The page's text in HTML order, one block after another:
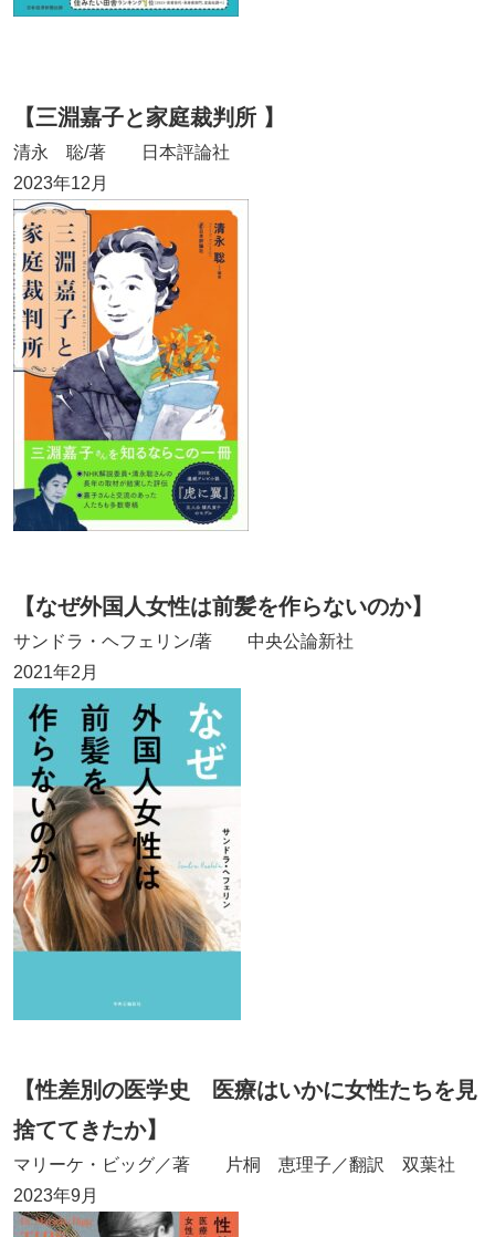
【三淵嘉子と家庭裁判所 】
清永 聡/著 日本評論社
2023年12月
【なぜ外国人女性は前髪を作らないのか】
サンドラ・ヘフェリン/著 中央公論新社
2021年2月
【性差別の医学史 医療はいかに女性たちを見
捨ててきたか】
マリーケ・ビッグ／著 片桐 恵理子／翻訳 双葉社
2023年9月